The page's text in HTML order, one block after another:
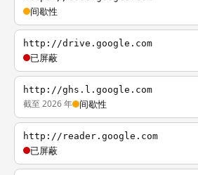
间歇性
http://drive.google.com
已屏蔽
http://ghs.l.google.com
截至 2026 年 间歇性
http://reader.google.com
已屏蔽